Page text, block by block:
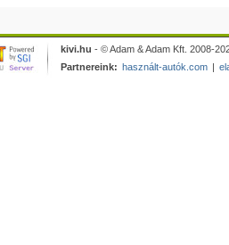
kivi.hu - © Adam & Adam Kft. 2008-
Partnereink: használt-autók.com |